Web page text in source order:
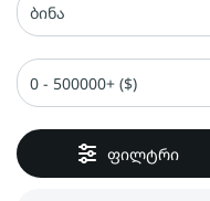
ბინა
0 - 500000+ ($)
ფილტრი